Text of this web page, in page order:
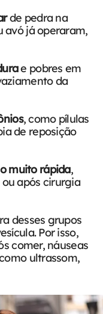
de pedra na
avó já operaram,
e pobres em
da
, como pílulas
de reposição
muito rápida,
após cirurgia
desses grupos
Por isso,
comer, náuseas
ultrassom,